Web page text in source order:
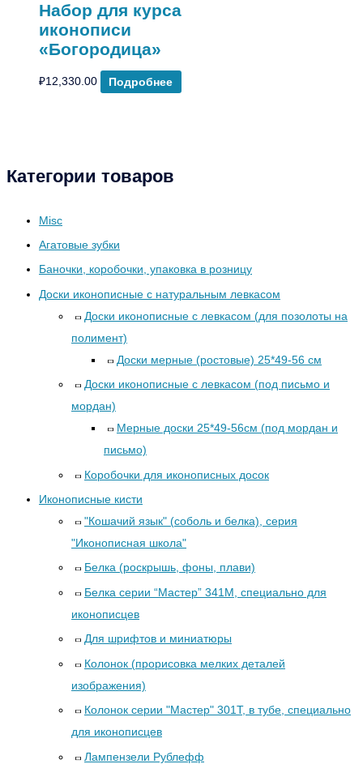
Категории товаров
Misc
Агатовые зубки
Баночки, коробочки, упаковка в розницу
Доски иконописные с натуральным левкасом
Доски иконописные с левкасом (для позолоты на
полимент)
Доски мерные (ростовые) 25*49-56 см
Доски иконописные с левкасом (под письмо и
мордан)
Мерные доски 25*49-56см (под мордан и
письмо)
Коробочки для иконописных досок
Иконописные кисти
"Кошачий язык" (соболь и белка), серия
"Иконописная школа"
Белка (роскрышь, фоны, плави)
Белка серии “Мастер” 341М, специально для
иконописцев
Для шрифтов и миниатюры
Колонок (прорисовка мелких деталей
изображения)
Колонок серии "Мастер" 301Т, в тубе, специально
для иконописцев
Лампензели Рублефф
Набор для курса
иконописи
«Богородица»
₽12,330.00 Подробнее